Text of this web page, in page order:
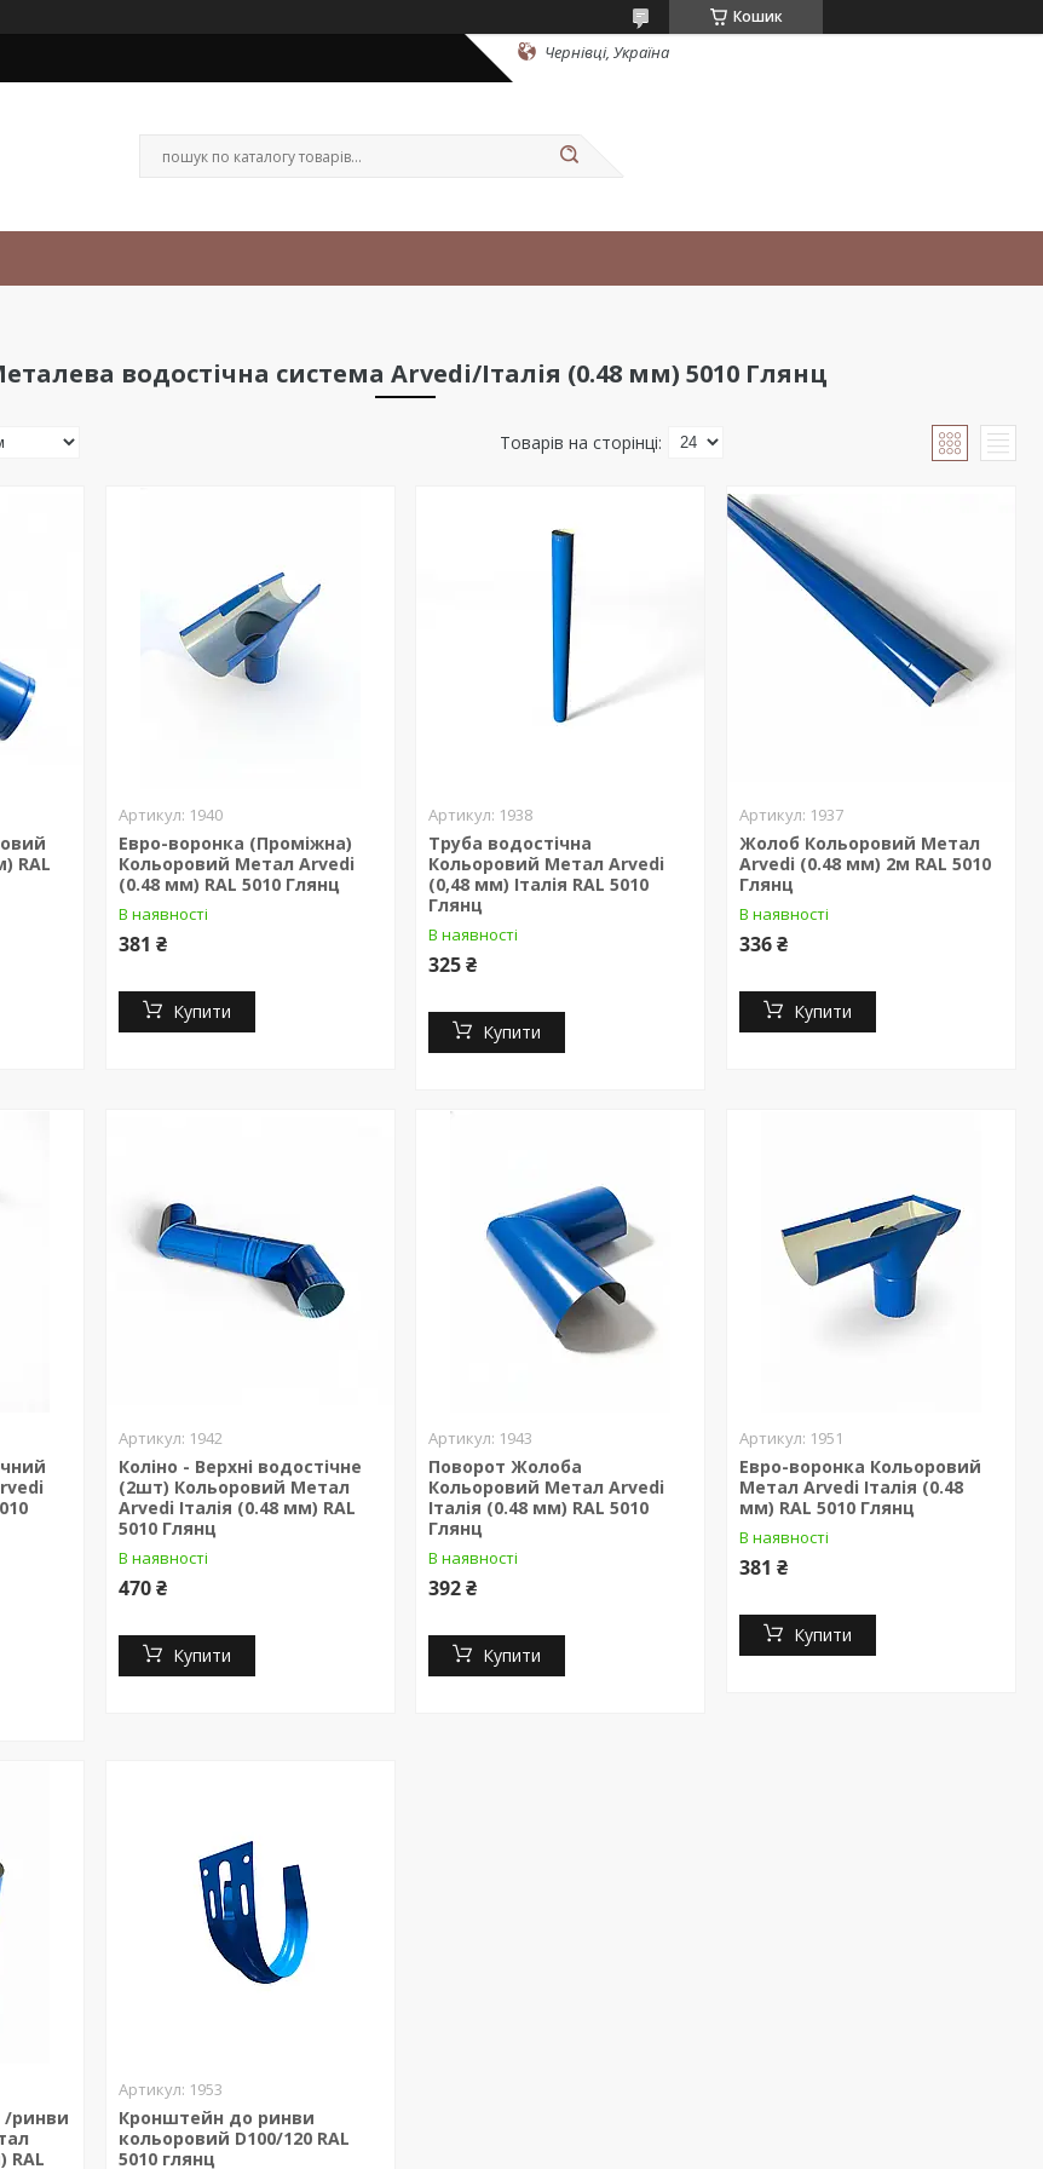
Кошик
Чернівці, Україна
водостічна система Arvedi/Італія (0.48 мм) 5010 Глянц
RAL
1940
Евро-воронка (Проміжна)
Кольоровий Метал Arvedi
(0.48 мм) RAL 5010 Глянц
В наявності
381 ₴
Купити
1938
Труба водостічна
Кольоровий Метал Arvedi
(0,48 мм) Італія RAL 5010
Глянц
В наявності
325 ₴
Купити
1937
Жолоб Кольоровий Метал
Arvedі (0.48 мм) 2м RAL 5010
Глянц
В наявності
336 ₴
Купити
1942
Коліно - Верхні водостічне
(2шт) Кольоровий Метал
Arvedi Італія (0.48 мм) RAL
5010 Глянц
В наявності
470 ₴
Купити
1943
Поворот Жолоба
Кольоровий Метал Arvedi
Італія (0.48 мм) RAL 5010
Глянц
В наявності
392 ₴
Купити
1951
Евро-воронка Кольоровий
Метал Arvedi Італія (0.48
мм) RAL 5010 Глянц
В наявності
381 ₴
Купити
/ринви
RAL
1953
Кронштейн до ринви
кольоровий D100/120 RAL
5010 глянц